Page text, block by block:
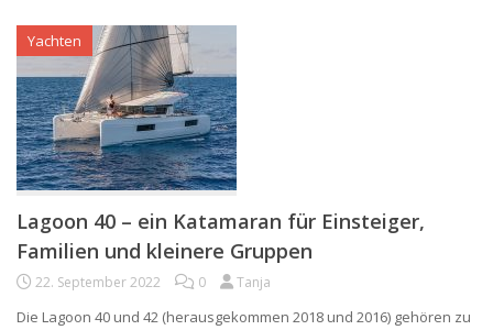
Yachten
Lagoon 40 – ein Katamaran für Einsteiger,
Familien und kleinere Gruppen
22. September 2022 0 Tanja
Die Lagoon 40 und 42 (herausgekommen 2018 und 2016) gehören zu